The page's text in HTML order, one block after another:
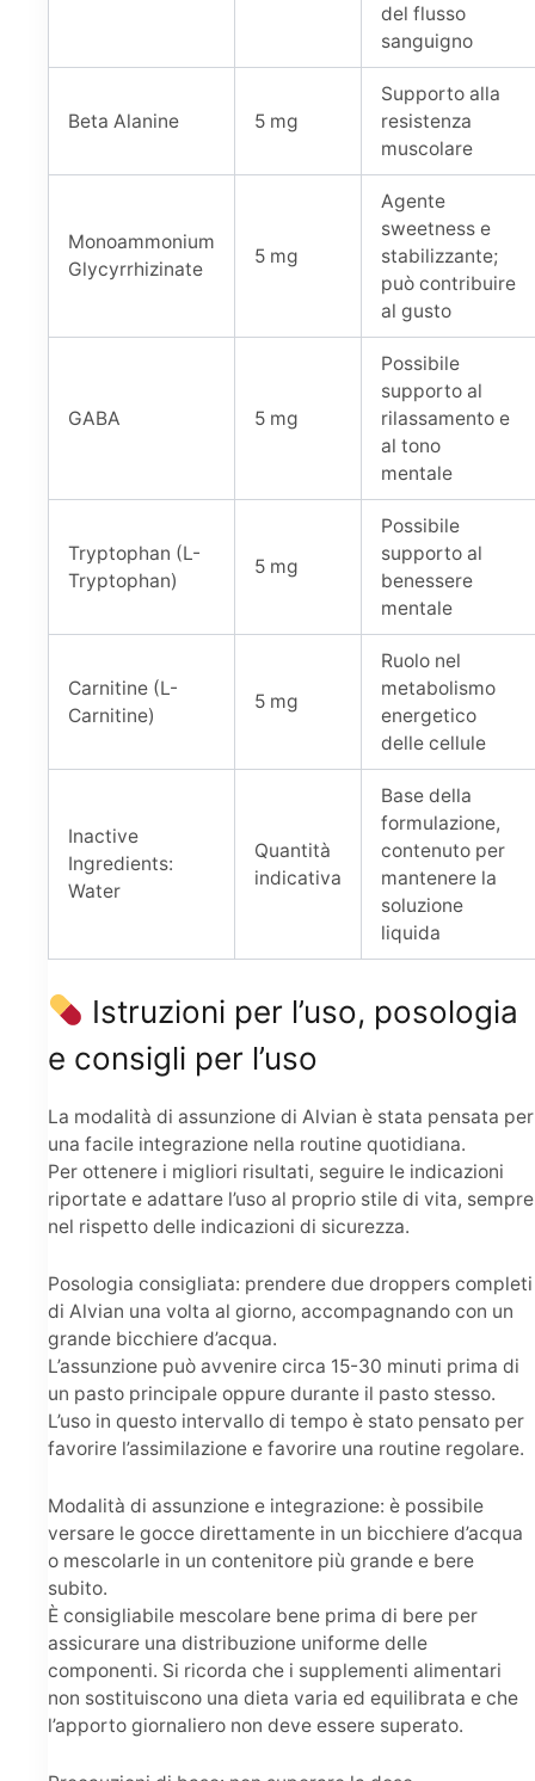
del flusso
sanguigno
Beta Alanine 5 mg
Supporto alla
resistenza
muscolare
Monoammonium
Glycyrrhizinate
5 mg
Agente
sweetness e
stabilizzante;
può contribuire
al gusto
GABA 5 mg
Possibile
supporto al
rilassamento e
al tono
mentale
Tryptophan (L-
Tryptophan)
5 mg
Possibile
supporto al
benessere
mentale
Carnitine (L-
Carnitine)
5 mg
Ruolo nel
metabolismo
energetico
delle cellule
Inactive
Ingredients:
Water
Quantità
indicativa
Base della
formulazione,
contenuto per
mantenere la
soluzione
liquida
Istruzioni per l’uso, posologia
e consigli per l’uso
La modalità di assunzione di Alvian è stata pensata per
una facile integrazione nella routine quotidiana.
Per ottenere i migliori risultati, seguire le indicazioni
riportate e adattare l’uso al proprio stile di vita, sempre
nel rispetto delle indicazioni di sicurezza.
Posologia consigliata: prendere due droppers completi
di Alvian una volta al giorno, accompagnando con un
grande bicchiere d’acqua.
L’assunzione può avvenire circa 15-30 minuti prima di
un pasto principale oppure durante il pasto stesso.
L’uso in questo intervallo di tempo è stato pensato per
favorire l’assimilazione e favorire una routine regolare.
Modalità di assunzione e integrazione: è possibile
versare le gocce direttamente in un bicchiere d’acqua
o mescolarle in un contenitore più grande e bere
subito.
È consigliabile mescolare bene prima di bere per
assicurare una distribuzione uniforme delle
componenti. Si ricorda che i supplementi alimentari
non sostituiscono una dieta varia ed equilibrata e che
l’apporto giornaliero non deve essere superato.